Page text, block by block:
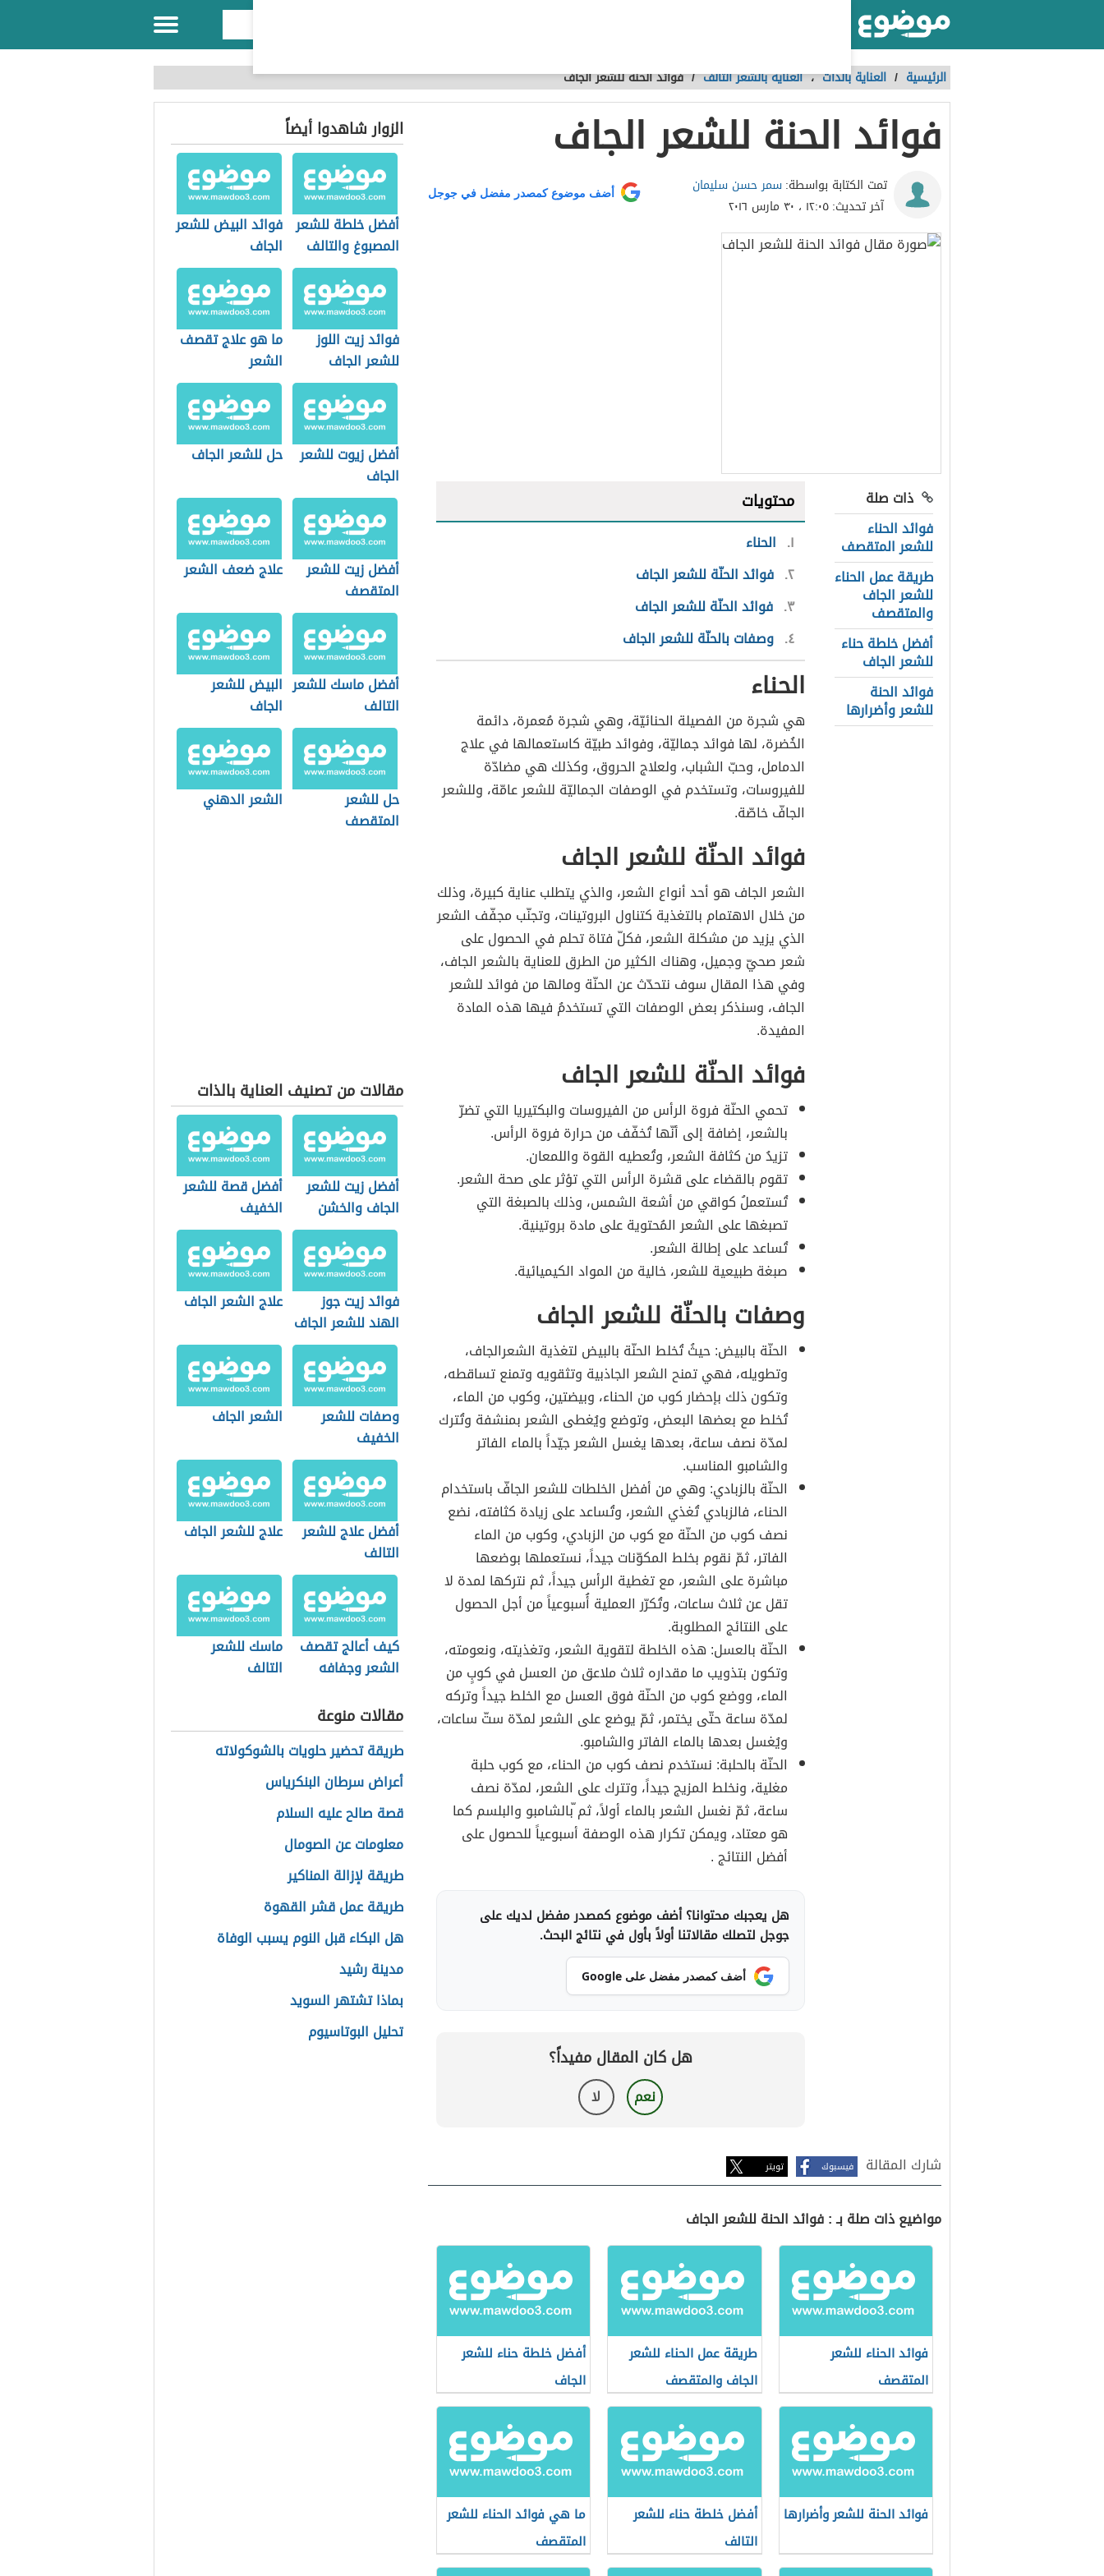
الرئيسية / العناية بالذات،العناية بالشعر التالف /فوائد الحنة للشعر الجاف
فوائد الحنة للشعر الجاف
تمت الكتابة بواسطة:سمر حسن سليمان
آخر تحديث:١٢:٠٥ ، ٣٠ مارس ٢٠١٦
أضف موضوع كمصدر مفضل في جوجل
ذات صلة
فوائد الحناء
للشعر المتقصف
طريقة عمل الحناء
للشعر الجاف
والمتقصف
أفضل خلطة حناء
للشعر الجاف
فوائد الحنة
للشعر وأضرارها
محتويات
١ الحناء
٢ فوائد الحنّة للشعر الجاف
٣ فوائد الحنّة للشعر الجاف
٤ وصفات بالحنّة للشعر الجاف
الحناء
هي شجرة من الفصيلة الحنائيّة، وهي شجرة مُعمرة، دائمة
الخُضرة، لها فوائد جماليّة، وفوائد طبيّة كاستعمالها في علاج
الدمامل، وحبّ الشباب، ولعلاج الحروق، وكذلك هي مضادّة
للفيروسات، وتستخدم في الوصفات الجماليّة للشعر عامّة، وللشعر
الجافّ خاصّة.
فوائد الحنّة للشعر الجاف
الشعر الجاف هو أحد أنواع الشعر، والذي يتطلب عناية كبيرة، وذلك
من خلال الاهتمام بالتغذية كتناول البروتينات، وتجنّب مجفّف الشعر
الذي يزيد من مشكلة الشعر، فكلّ فتاة تحلم في الحصول على
شعر صحيّ وجميل، وهناك الكثير من الطرق للعناية بالشعر الجاف،
وفي هذا المقال سوف نتحدّث عن الحنّة ومالها من فوائد للشعر
الجاف، وسنذكر بعض الوصفات التي تستخدمُ فيها هذه المادة
المفيدة.
فوائد الحنّة للشعر الجاف
تحمي الحنّة فروة الرأس من الفيروسات والبكتيريا التي تضرّ
بالشعر، إضافة إلى أنّها تُخفّف من حرارة فروة الرأس.
تزيدُ من كثافة الشعر، وتُعطيه القوة واللمعان.
تقوم بالقضاء على قشرة الرأس التي تؤثر على صحة الشعر.
تُستعملُ كواقي من أشعة الشمس، وذلك بالصبغة التي
تصبغها على الشعر المُحتوية على مادة بروتينية.
تُساعد على إطالة الشعر.
صبغة طبيعية للشعر، خالية من المواد الكيميائية.
وصفات بالحنّة للشعر الجاف
الحنّة بالبيض: حيثُ تُخلط الحنّة بالبيض لتغذية الشعرالجاف،
وتطويله، فهي تمنح الشعر الجاذبية وتثقويه وتمنع تساقطه،
وتكون ذلك بإحضار كوب من الحناء، وبيضتين، وكوب من الماء،
تُخلط مع بعضها البعض، وتوضع ويُغطى الشعر بمنشفة وتُترك
لمدّة نصف ساعة، بعدها يغسل الشعر جيّداً بالماء الفاتر
والشامبو المناسب.
الحنّة بالزبادي: وهي من أفضل الخلطات للشعر الجافّ باستخدام
الحناء، فالزبادي تُغذي الشعر، وتُساعد على زيادة كثافته، نضع
نصف كوب من الحنّة مع كوب من الزبادي، وكوب من الماء
الفاتر، ثمّ نقوم بخلط المكوّنات جيداً، نستعملها بوضعها
مباشرة على الشعر، مع تغطية الرأس جيداً، ثم نتركها لمدة لا
تقل عن ثلاث ساعات، وتُكرّر العملية أُسبوعياً من أجل الحصول
على النتائج المطلوبة.
الحنّة بالعسل: هذه الخلطة لتقوية الشعر، وتغذيته، ونعومته،
وتكون بتذويب ما مقداره ثلاث ملاعق من العسل في كوبٍ من
الماء، ووضع كوب من الحنّة فوق العسل مع الخلط جيداً وتركه
لمدّة ساعة حتّى يختمر، ثمّ يوضع على الشعر لمدّة ستّ ساعات،
ويُغسل بعدها بالماء الفاتر والشامبو.
الحنّة بالحلبة: نستخدم نصف كوب من الحناء، مع كوب حلبة
مغلية، ونخلط المزيج جيداً، وتترك على الشعر، لمدّة نصف
ساعة، ثمّ نغسل الشعر بالماء أولاً، ثم ّبالشامبو والبلسم كما
هو معتاد، ويمكن تكرار هذه الوصفة أسبوعياً للحصول على
أفضل النتائج .
هل يعجبك محتوانا؟ أضف موضوع كمصدر مفضل لديك على
جوجل لتصلك مقالاتنا أولاً بأول في نتائج البحث.
أضف كمصدر مفضل على Google
هل كان المقال مفيداً؟
نعم لا
شارك المقالة فيسبوك تويتر
مواضيع ذات صلة بـ : فوائد الحنة للشعر الجاف
فوائد الحناء للشعر
المتقصف
طريقة عمل الحناء للشعر
الجاف والمتقصف
أفضل خلطة حناء للشعر
الجاف
فوائد الحنة للشعر وأضرارها
أفضل خلطة حناء للشعر
التالف
ما هي فوائد الحناء للشعر
المتقصف
الزوار شاهدوا أيضاً
أفضل خلطة للشعر
المصبوغ والتالف
فوائد البيض للشعر
الجاف
فوائد زيت اللوز
للشعر الجاف
ما هو علاج تقصف
الشعر
أفضل زيوت للشعر
الجاف
حل للشعر الجاف
أفضل زيت للشعر
المتقصف
علاج ضعف الشعر
أفضل ماسك للشعر
التالف
البيض للشعر
الجاف
حل للشعر
المتقصف
الشعر الدهني
مقالات من تصنيف العناية بالذات
أفضل زيت للشعر
الجاف والخشن
أفضل قصة للشعر
الخفيف
فوائد زيت جوز
الهند للشعر الجاف
علاج الشعر الجاف
وصفات للشعر
الخفيف
الشعر الجاف
أفضل علاج للشعر
التالف
علاج للشعر الجاف
كيف أعالج تقصف
الشعر وجفافه
ماسك للشعر
التالف
مقالات منوعة
طريقة تحضير حلويات بالشوكولاته
أعراض سرطان البنكرياس
قصة صالح عليه السلام
معلومات عن الصومال
طريقة لإزالة المناكير
طريقة عمل قشر القهوة
هل البكاء قبل النوم يسبب الوفاة
مدينة رشيد
بماذا تشتهر السويد
تحليل البوتاسيوم